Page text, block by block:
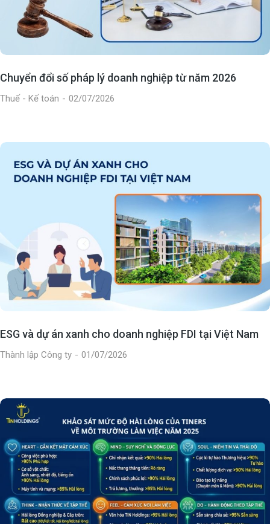
Chuyển đổi số pháp lý doanh nghiệp từ năm 2026
Thuế - Kế toán 02/07/2026
ESG và dự án xanh cho doanh nghiệp FDI tại Việt Nam
Thành lập Công ty 01/07/2026